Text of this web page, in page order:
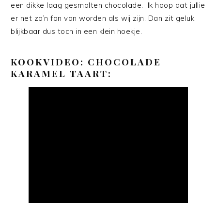
een dikke laag gesmolten chocolade. Ik hoop dat jullie
er net zo’n fan van worden als wij zijn. Dan zit geluk
blijkbaar dus toch in een klein hoekje.
KOOKVIDEO: CHOCOLADE
KARAMEL TAART: